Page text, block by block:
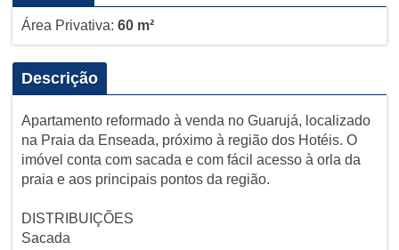
Área Privativa: 60 m²
Descrição
Apartamento reformado à venda no Guarujá, localizado
na Praia da Enseada, próximo à região dos Hotéis. O
imóvel conta com sacada e com fácil acesso à orla da
praia e aos principais pontos da região.
DISTRIBUIÇÕES
Sacada